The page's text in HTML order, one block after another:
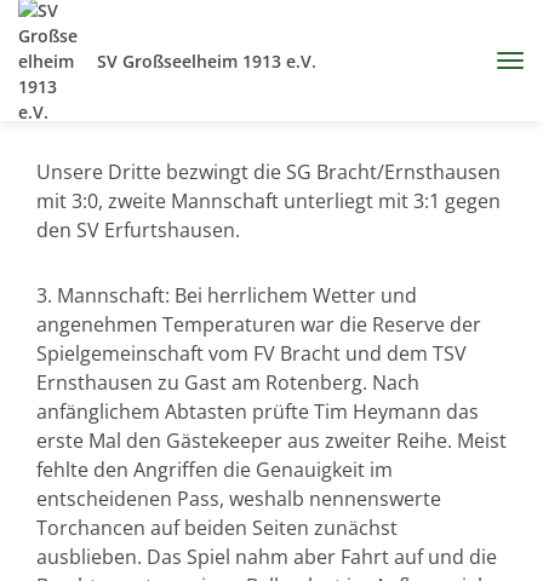
SV Großseelheim 1913 e.V.
Unsere Dritte bezwingt die SG Bracht/Ernsthausen
mit 3:0, zweite Mannschaft unterliegt mit 3:1 gegen
den SV Erfurtshausen.
3. Mannschaft: Bei herrlichem Wetter und
angenehmen Temperaturen war die Reserve der
Spielgemeinschaft vom FV Bracht und dem TSV
Ernsthausen zu Gast am Rotenberg. Nach
anfänglichem Abtasten prüfte Tim Heymann das
erste Mal den Gästekeeper aus zweiter Reihe. Meist
fehlte den Angriffen die Genauigkeit im
entscheidenen Pass, weshalb nennenswerte
Torchancen auf beiden Seiten zunächst
ausblieben. Das Spiel nahm aber Fahrt auf und die